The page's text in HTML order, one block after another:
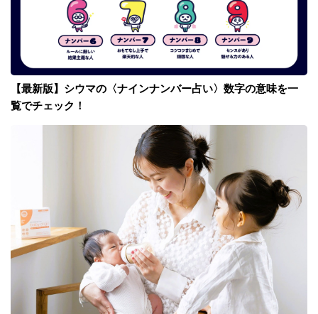
【最新版】シウマの〈ナインナンバー占い〉数字の意味を一
覧でチェック！